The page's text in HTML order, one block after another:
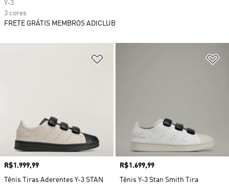
Adicionar à Lista de Desejos
Preço
R$1.999,99
Tênis Tiras Aderentes Y-3 STAN
Preço
R$1.699,99
Tênis Y-3 Stan Smith Tira
Y-3
3 cores
FRETE GRÁTIS MEMBROS ADICLUB